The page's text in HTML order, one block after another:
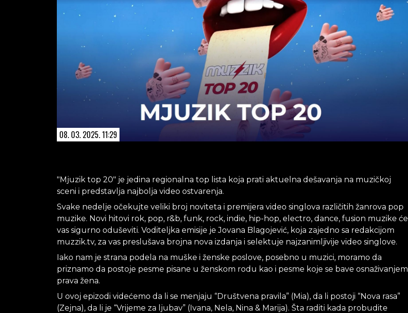
08. 03. 2025. 11:29
"Mjuzik top 20" je jedina regionalna top lista koja prati aktuelna dešavanja na muzičkoj
sceni i predstavlja najbolja video ostvarenja.
Svake nedelje očekujte veliki broj noviteta i premijera video singlova različitih žanrova pop
muzike. Novi hitovi rok, pop, r&b, funk, rock, indie, hip-hop, electro, dance, fusion muzike će
vas sigurno oduševiti. Voditeljka emisije je Jovana Blagojević, koja zajedno sa redakcijom
muzzik.tv, za vas preslušava brojna nova izdanja i selektuje najzanimljivije video singlove.
Iako nam je strana podela na muške i ženske poslove, posebno u muzici, moramo da
priznamo da postoje pesme pisane u ženskom rodu kao i pesme koje se bave osnaživanjem
prava žena.
U ovoj epizodi videćemo da li se menjaju “Društvena pravila” (Mia), da li postoji “Nova rasa”
(Zejna), da li je “Vrijeme za ljubav” (Ivana, Nela, Nina & Marija). Šta raditi kada probudite